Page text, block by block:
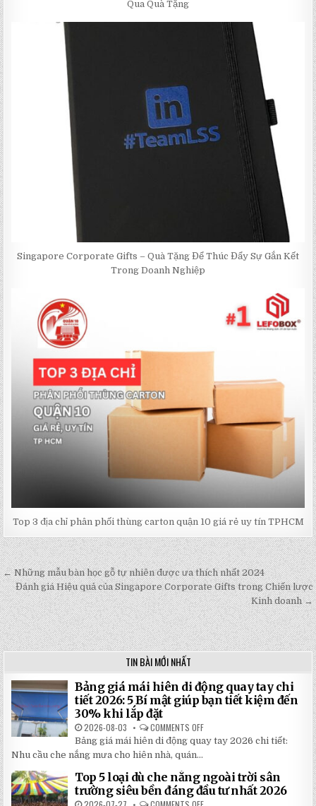
Qua Quà Tặng
Singapore Corporate Gifts – Quà Tặng Để Thúc Đẩy Sự Gắn Kết
Trong Doanh Nghiệp
Top 3 địa chỉ phân phối thùng carton quận 10 giá rẻ uy tín TPHCM
Post
navigation
← Những mẫu bàn học gỗ tự nhiên được ưa thích nhất 2024
Đánh giá Hiệu quả của Singapore Corporate Gifts trong Chiến lược
Kinh doanh →
TIN BÀI MỚI NHẤT
Bảng giá mái hiên di động quay tay chi
tiết 2026: 5 Bí mật giúp bạn tiết kiệm đến
30% khi lắp đặt
2026-08-03 COMMENTS OFF
BẢNG
GIÁ
ĐỘNG
QUAY
TAY
Bảng giá mái hiên di động quay tay 2026 chi tiết:
Nhu cầu che nắng mưa cho hiên nhà, quán...
Top 5 loại dù che nắng ngoài trời sân
trường siêu bền đáng đầu tư nhất 2026